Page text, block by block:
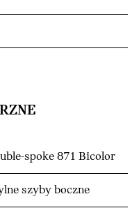
spoke 871 Bicolor
szyby boczne